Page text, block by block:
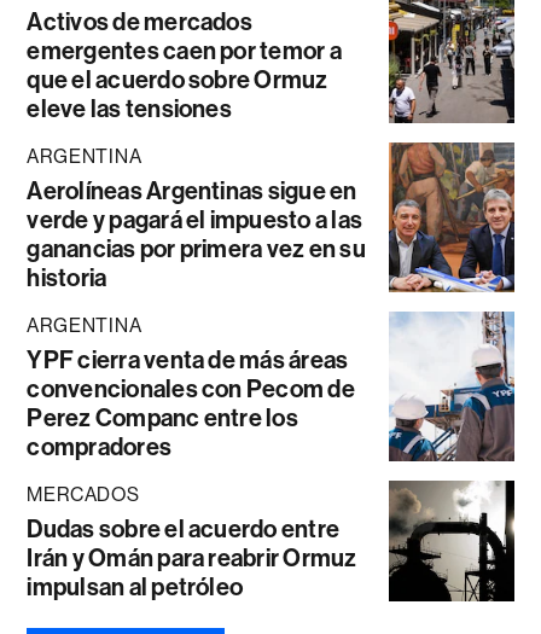
Activos de mercados
emergentes caen por temor a
que el acuerdo sobre Ormuz
eleve las tensiones
ARGENTINA
Aerolíneas Argentinas sigue en
verde y pagará el impuesto a las
ganancias por primera vez en su
historia
ARGENTINA
YPF cierra venta de más áreas
convencionales con Pecom de
Perez Companc entre los
compradores
MERCADOS
Dudas sobre el acuerdo entre
Irán y Omán para reabrir Ormuz
impulsan al petróleo